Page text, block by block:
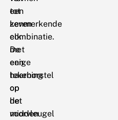
een
kenmerkende
combinatie.
De
enige
tekening
op
de
voorvleugel
tot
zeven
elk
met
een
haarborstel
op
het
midden